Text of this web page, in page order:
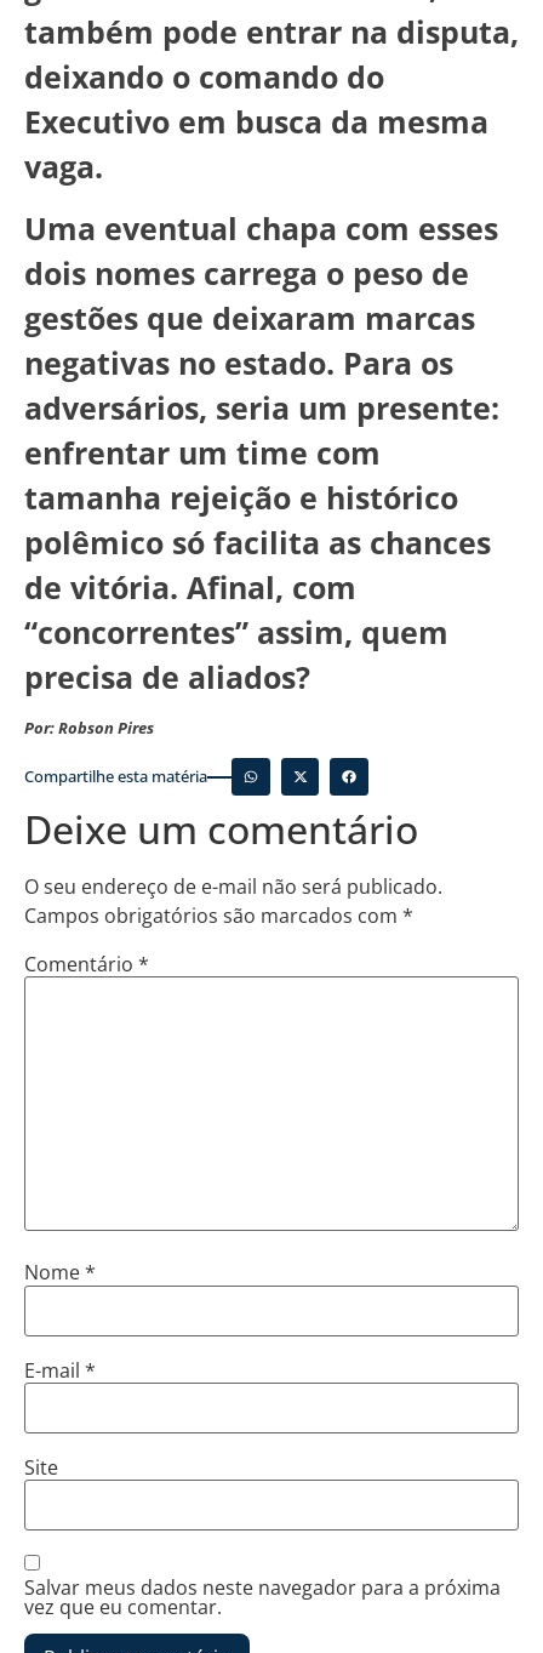
também pode entrar na disputa,
deixando o comando do
Executivo em busca da mesma
vaga.
Uma eventual chapa com esses
dois nomes carrega o peso de
gestões que deixaram marcas
negativas no estado. Para os
adversários, seria um presente:
enfrentar um time com
tamanha rejeição e histórico
polêmico só facilita as chances
de vitória. Afinal, com
“concorrentes” assim, quem
precisa de aliados?
Por: Robson Pires
Compartilhe esta matéria
Deixe um comentário
O seu endereço de e-mail não será publicado.
Campos obrigatórios são marcados com *
Comentário *
Nome*
E-mail *
Site
Salvar meus dados neste navegador para a próxima
vez que eu comentar.